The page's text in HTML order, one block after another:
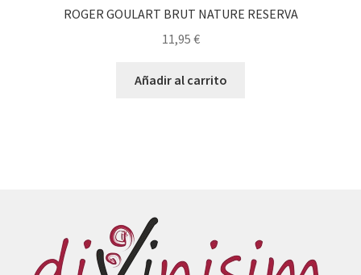
ROGER GOULART BRUT NATURE RESERVA
11,95 €
Añadir al carrito